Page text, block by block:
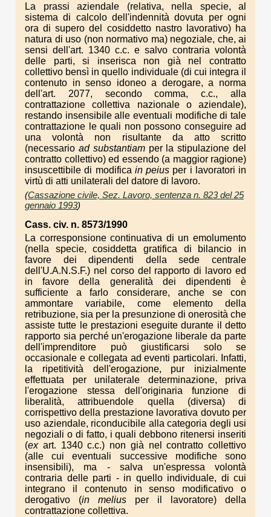
La prassi aziendale (relativa, nella specie, al
sistema di calcolo dell'indennità dovuta per ogni
ora di supero del cosiddetto nastro lavorativo) ha
natura di uso (non normativo ma) negoziale, che, ai
sensi dell'art. 1340 c.c. e salvo contraria volontà
delle parti, si inserisca non già nel contratto
collettivo bensì in quello individuale (di cui integra il
contenuto in senso idoneo a derogare, a norma
dell'art. 2077, secondo comma, c.c., alla
contrattazione collettiva nazionale o aziendale),
restando insensibile alle eventuali modifiche di tale
contrattazione le quali non possono conseguire ad
una volontà non risultante da atto scritto
(necessario ad substantiamper la stipulazione del
contratto collettivo) ed essendo (a maggior ragione)
insuscettibile di modifica in peius per i lavoratori in
virtù di atti unilaterali del datore di lavoro.
(Cassazione civile, Sez. Lavoro, sentenza n. 823 del 25
gennaio 1993)
Cass. civ. n. 8573/1990
La corresponsione continuativa di un emolumento
(nella specie, cosiddetta gratifica di bilancio in
favore dei dipendenti della sede centrale
dell'U.A.N.S.F.) nel corso del rapporto di lavoro ed
in favore della generalità dei dipendenti è
sufficiente a farlo considerare, anche se con
ammontare variabile, come elemento della
retribuzione, sia per la presunzione di onerosità che
assiste tutte le prestazioni eseguite durante il detto
rapporto sia perché un'erogazione liberale da parte
dell'imprenditore può giustificarsi solo se
occasionale e collegata ad eventi particolari. Infatti,
la ripetitività dell'erogazione, pur inizialmente
effettuata per unilaterale determinazione, priva
l'erogazione stessa dell'originaria funzione di
liberalità, attribuendole quella (diversa) di
corrispettivo della prestazione lavorativa dovuto per
uso aziendale, riconducibile alla categoria degli usi
negoziali o di fatto, i quali debbono ritenersi inseriti
(exart. 1340 c.c.) non già nel contratto collettivo
(alle cui eventuali successive modifiche sono
insensibili), ma - salva un'espressa volontà
contraria delle parti - in quello individuale, di cui
integrano il contenuto in senso modificativo o
derogativo (in melius per il lavoratore) della
contrattazione collettiva.